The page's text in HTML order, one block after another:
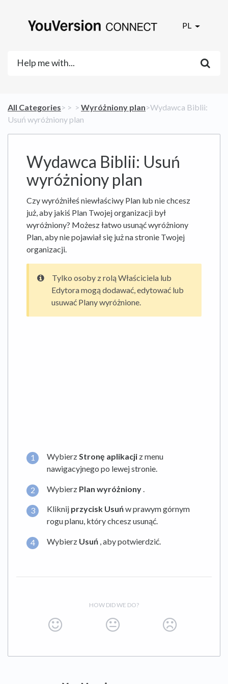
PL
All Categories​>​ ​ > ​ ​ > ​ ​Wyróżniony plan​>​ Wydawca Biblii:
Usuń wyróżniony plan
Wydawca Biblii: Usuń
wyróżniony plan
Czy wyróżniłeś niewłaściwy Plan lub nie chcesz
już, aby jakiś Plan Twojej organizacji był
wyróżniony? Możesz łatwo usunąć wyróżniony
Plan, aby nie pojawiał się już na stronie Twojej
organizacji.
Tylko osoby z rolą Właściciela lub
Edytora mogą dodawać, edytować lub
usuwać Plany wyróżnione.
WybierzStronę aplikacji z menu
nawigacyjnego po lewej stronie.
Wybierz Plan wyróżniony.
Kliknij przycisk Usuńw prawym górnym
rogu planu, który chcesz usunąć.
Wybierz Usuń , aby potwierdzić.
HOW DID WE DO?